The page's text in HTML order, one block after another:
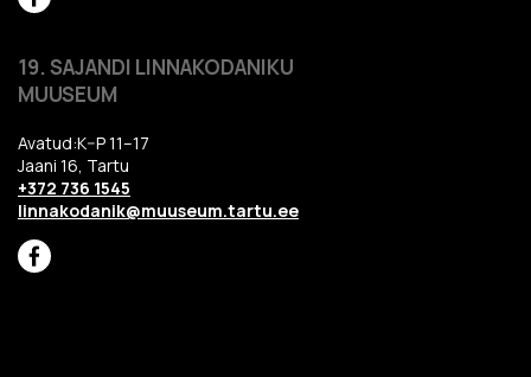
19. SAJANDI LINNAKODANIKU
MUUSEUM
Avatud:K–P 11–17
Jaani 16, Tartu
+372 736 1545
linnakodanik@muuseum.tartu.ee